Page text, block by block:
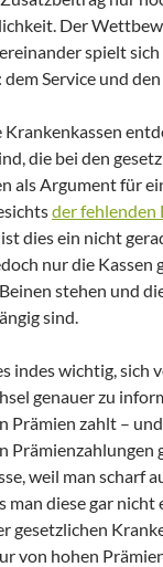
Der
spielt
Service und
Krankenkassen
die bei den
als Argument für
der fehlenden
dies ein nicht
nur die Kassen
stehen und
sind.
indes wichtig, sich
genauer zu
Prämien zahlt –
Prämienzahlungen
weil man scharf
man diese gar
gesetzlichen
von hohen